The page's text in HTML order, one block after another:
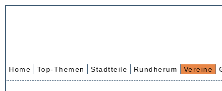
Home Top-Themen Stadtteile Rundherum Vereine